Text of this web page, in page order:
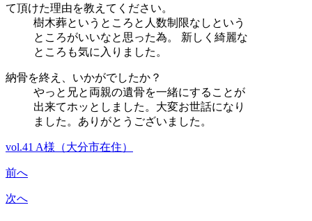
て頂けた理由を教えてください。
樹木葬というところと人数制限なしという
ところがいいなと思った為。 新しく綺麗な
ところも気に入りました。
納骨を終え、いかがでしたか？
やっと兄と両親の遺骨を一緒にすることが
出来てホッとしました。大変お世話になり
ました。ありがとうございました。
vol.41 A様（大分市在住）
前へ
次へ